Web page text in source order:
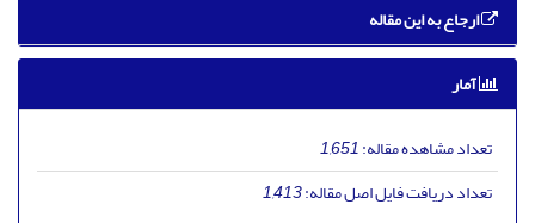
ارجاع به این مقاله
آمار
تعداد مشاهده مقاله:1,651
تعداد دریافت فایل اصل مقاله:1,413